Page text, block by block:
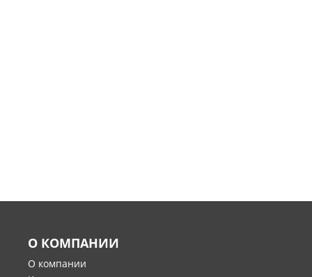
О КОМПАНИИ
О компании